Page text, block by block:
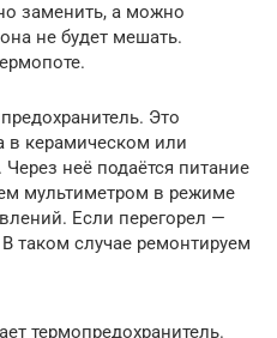
заменить, а можно
не будет мешать.
Это
в керамическом или
неё подаётся питание
мультиметром в режиме
Если перегорел —
таком случае ремонтируем
термопредохранитель.